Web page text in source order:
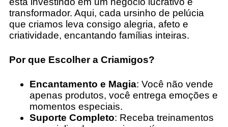
transformador. Aqui, cada ursinho de pelúcia
que criamos leva consigo alegria, afeto e
criatividade, encantando famílias inteiras.
Por que Escolher a Criamigos?
Encantamento e Magia: Você não vende
apenas produtos, você entrega emoções e
momentos especiais.
Suporte Completo: Receba treinamentos